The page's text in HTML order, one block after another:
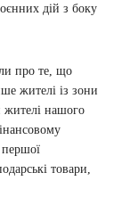
дій з боку
про те, що
жителі із зони
жителі нашого
товари,